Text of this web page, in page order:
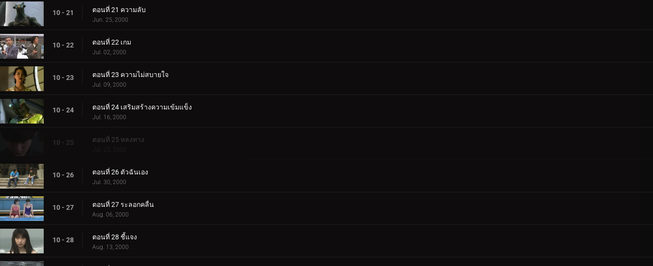
10 - 21 ตอนที่ 21 ความลับ
Jun. 25, 2000
10 - 22 ตอนที่ 22 เกม
Jul. 02, 2000
10 - 23 ตอนที่ 23 ความไม่สบายใจ
Jul. 09, 2000
10 - 24 ตอนที่ 24 เสริมสร้างความเข้มแข็ง
Jul. 16, 2000
10 - 25 ตอนที่ 25 หลงทาง
Jul. 23, 2000
10 - 26 ตอนที่ 26 ตัวฉันเอง
Jul. 30, 2000
10 - 27 ตอนที่ 27 ระลอกคลื่น
Aug. 06, 2000
10 - 28 ตอนที่ 28 ชี้แจง
Aug. 13, 2000